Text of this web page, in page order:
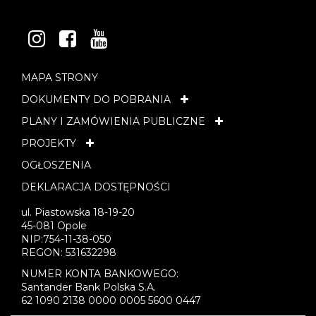
INSTAGRAM
FACEBOOK
YOUTUBE
MAPA STRONY
DOKUMENTY DO POBRANIA
PLANY I ZAMÓWIENIA PUBLICZNE
PROJEKTY
OGŁOSZENIA
DEKLARACJA DOSTĘPNOŚCI
ul. Piastowska 18-19-20
45-081 Opole
NIP:754-11-38-050
REGON: 531632298
NUMER KONTA BANKOWEGO:
Santander Bank Polska S.A.
62 1090 2138 0000 0005 5600 0447